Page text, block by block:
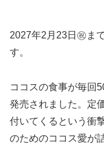
2027年2月23日㊗ま
す。
ココスの食事が毎回
発売されました。定
付いてくるという衝
のためのココス愛が